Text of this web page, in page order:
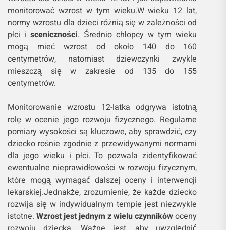
monitorować wzrost w tym wieku.W wieku 12 lat,
normy wzrostu dla dzieci różnią się w zależności od
płci isceniczności. Średnio chłopcy w tym wieku
mogą mieć wzrost od około 140 do 160
centymetrów, natomiast dziewczynki zwykle
mieszczą się w zakresie od 135 do 155
centymetrów.
Monitorowanie wzrostu 12-latka odgrywa istotną
rolę w ocenie jego rozwoju fizycznego. Regularne
pomiary wysokości są kluczowe, aby sprawdzić, czy
dziecko rośnie zgodnie z przewidywanymi normami
dla jego wieku i płci. To pozwala zidentyfikować
ewentualne nieprawidłowości w rozwoju fizycznym,
które mogą wymagać dalszej oceny i interwencji
lekarskiej.Jednakże, zrozumienie, że każde dziecko
rozwija się w indywidualnym tempie jest niezwykle
istotne. Wzrost jest jednym z wielu czynnikówoceny